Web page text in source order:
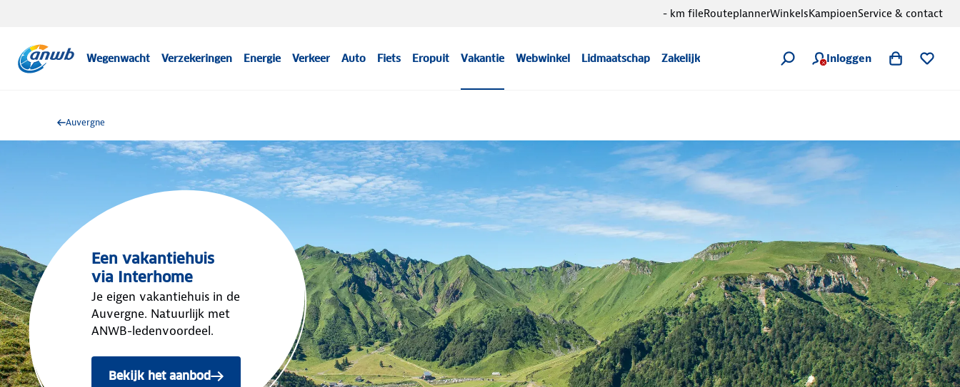
Wegenwacht Verzekeringen Energie Verkeer Auto Fiets Eropuit Vakantie Webwinkel Lidmaatschap Zakelijk Inloggen
- km fileRouteplannerWinkelsKampioenService & contact
Auvergne
Een vakantiehuis
via Interhome
Je eigen vakantiehuis in de
Auvergne. Natuurlijk met
ANWB-ledenvoordeel.
Bekijk het aanbod